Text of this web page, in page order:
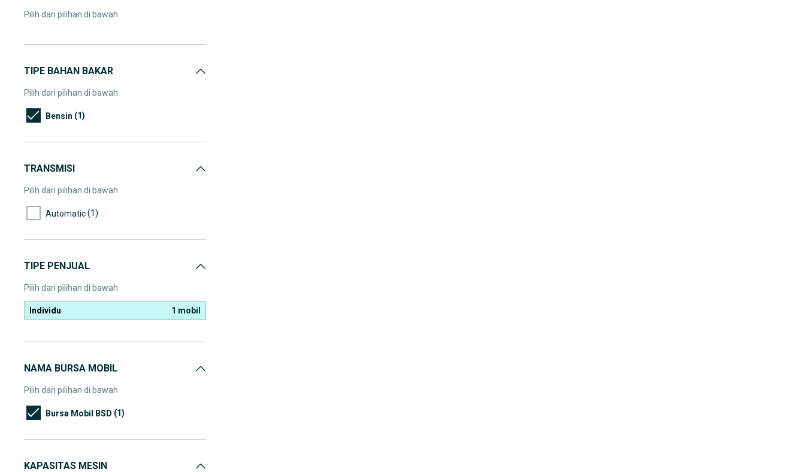
Pilih dari pilihan di bawah
TIPE BAHAN BAKAR
Pilih dari pilihan di bawah
Bensin (1)
TRANSMISI
Pilih dari pilihan di bawah
Automatic(1)
TIPE PENJUAL
Pilih dari pilihan di bawah
Individu 1 mobil
NAMA BURSA MOBIL
Pilih dari pilihan di bawah
Bursa Mobil BSD (1)
KAPASITAS MESIN